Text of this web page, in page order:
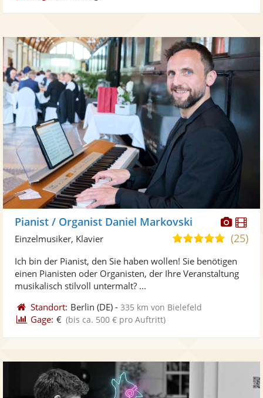
Fotos
Pianist / Organist Daniel Markovski
5,0
5
Sternen
(25)
Einzelmusiker, Klavier
Ich bin der Pianist, den Sie haben wollen! Sie benötigen
einen Pianisten oder Organisten, der Ihre Veranstaltung
musikalisch stilvoll untermalt? ...
Standort: Berlin (DE) -335 km von Bielefeld
Gage: € (bis ca. 500 € pro Auftritt)